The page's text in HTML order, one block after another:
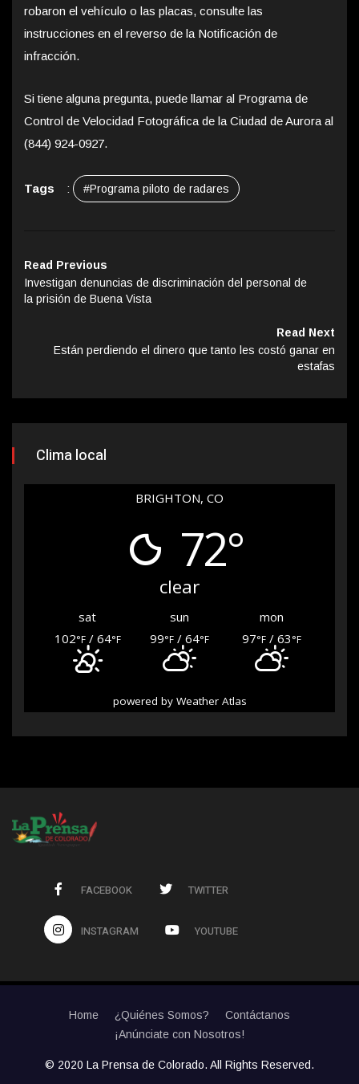
robaron el vehículo o las placas, consulte las
instrucciones en el reverso de la Notificación de
infracción.
Si tiene alguna pregunta, puede llamar al Programa de
Control de Velocidad Fotográfica de la Ciudad de Aurora al
(844) 924-0927.
Tags : #Programa piloto de radares
Read Previous
Investigan denuncias de discriminación del personal de
la prisión de Buena Vista
Read Next
Están perdiendo el dinero que tanto les costó ganar en
estafas
Clima local
BRIGHTON, CO
72°
clear
sat sun
mon
102°F/ 64°F 99°F/ 64°F 97°F/ 63°F
powered by Weather Atlas
FACEBOOK TWITTER
INSTAGRAM YOUTUBE
Home ¿Quiénes Somos?
Contáctanos
¡Anúnciate con Nosotros!
© 2020 La Prensa de Colorado. All Rights Reserved.